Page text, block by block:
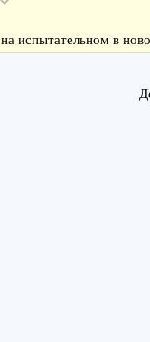
на испытательном в